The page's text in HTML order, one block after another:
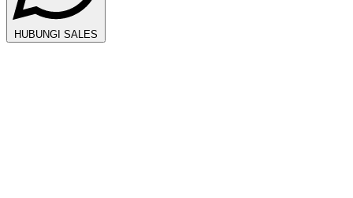
HUBUNGI SALES